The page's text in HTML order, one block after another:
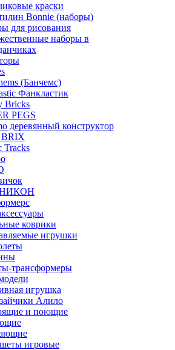
краски
Bonnie (наборы)
для рисования
наборы в
(Банчемс)
Фанкластик
Bricks
PEGS
деревянный конструктор
Tracks
коврики
игрушки
трансформеры
игрушка
Алило
и поющие
игровые